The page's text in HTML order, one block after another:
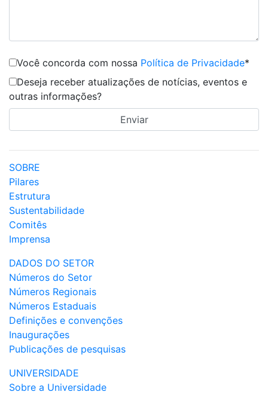
Você concorda com nossa Política de Privacidade*
Deseja receber atualizações de notícias, eventos e
outras informações?
SOBRE
Pilares
Estrutura
Sustentabilidade
Comitês
Imprensa
DADOS DO SETOR
Números do Setor
Números Regionais
Números Estaduais
Definições e convenções
Inaugurações
Publicações de pesquisas
UNIVERSIDADE
Sobre a Universidade